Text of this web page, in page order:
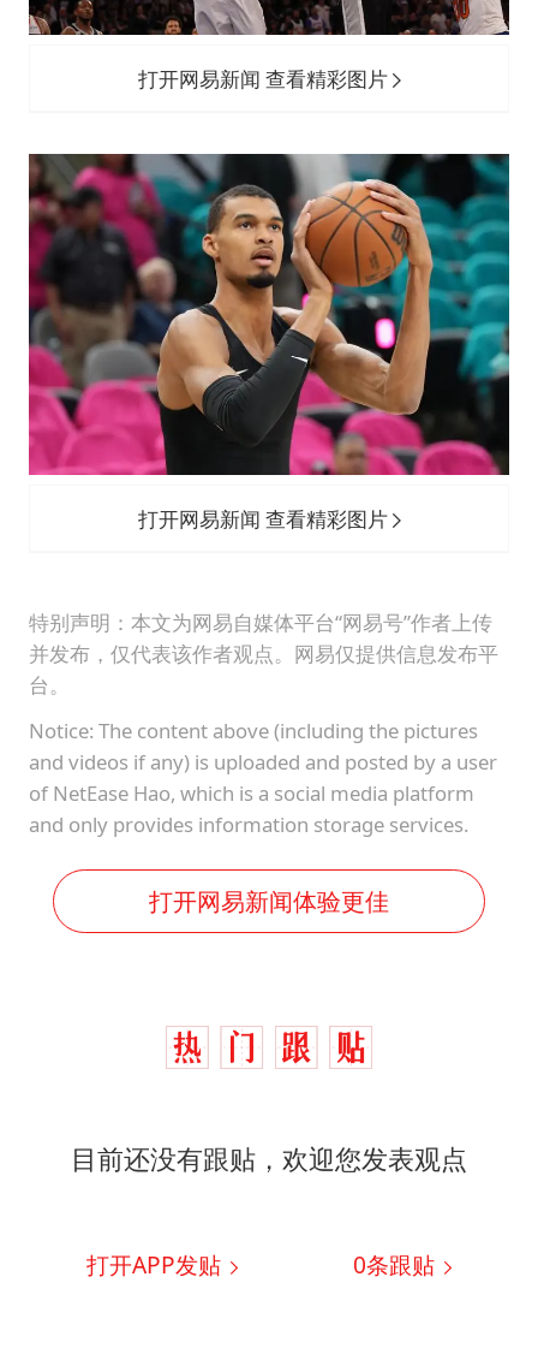
打开网易新闻 查看精彩图片
打开网易新闻 查看精彩图片
特别声明：本文为网易自媒体平台“网易号”作者上传
并发布，仅代表该作者观点。网易仅提供信息发布平
台。
Notice: The content above (including the pictures
and videos if any) is uploaded and posted by a user
of NetEase Hao, which is a social media platform
and only provides information storage services.
打开网易新闻体验更佳
目前还没有跟贴，欢迎您发表观点
打开APP发贴 0条跟贴